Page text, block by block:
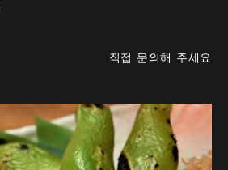
직접 문의해 주세요